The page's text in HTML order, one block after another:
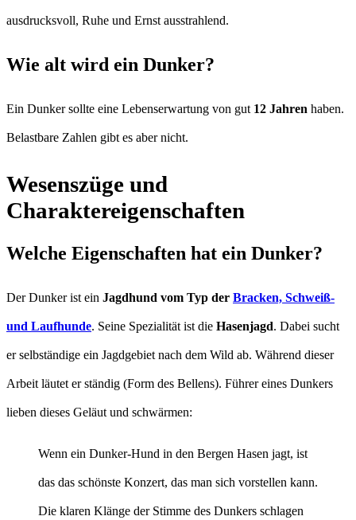
ausdrucksvoll, Ruhe und Ernst ausstrahlend.
Wie alt wird ein Dunker?
Ein Dunker sollte eine Lebenserwartung von gut12 Jahren haben.
Belastbare Zahlen gibt es aber nicht.
Wesenszüge und
Charaktereigenschaften
Welche Eigenschaften hat ein Dunker?
Der Dunker ist ein Jagdhund vom Typ der Bracken, Schweiß-
und Laufhunde. Seine Spezialität ist die Hasenjagd. Dabei sucht
er selbständige ein Jagdgebiet nach dem Wild ab. Während dieser
Arbeit läutet er ständig (Form des Bellens). Führer eines Dunkers
lieben dieses Geläut und schwärmen:
Wenn ein Dunker-Hund in den Bergen Hasen jagt, ist
das das schönste Konzert, das man sich vorstellen kann.
Die klaren Klänge der Stimme des Dunkers schlagen